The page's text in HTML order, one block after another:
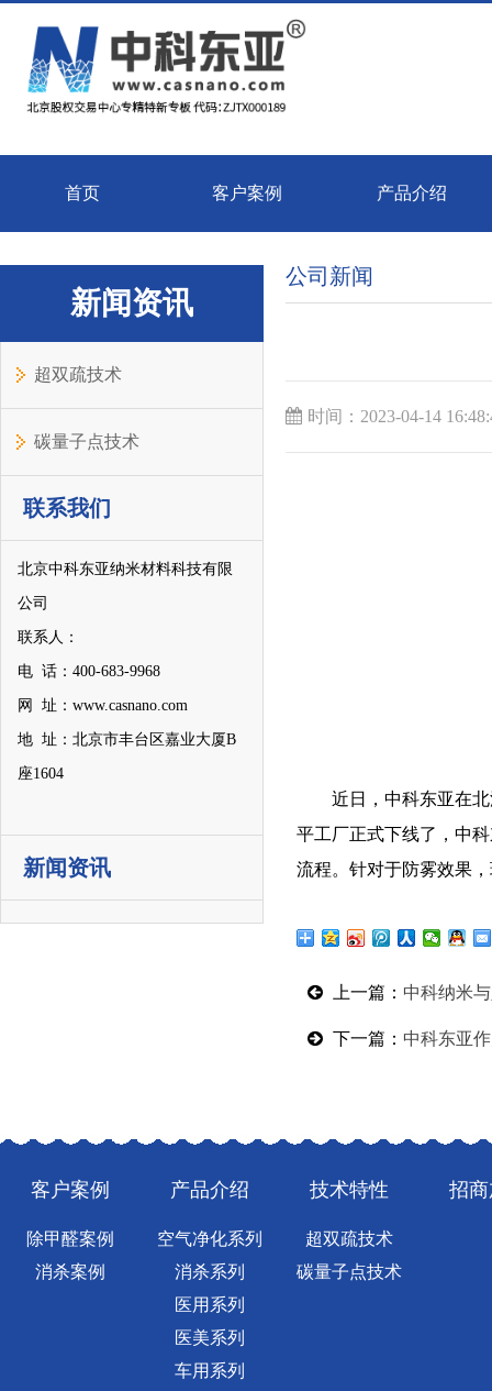
首页 客户案例 产品介绍
新闻资讯
超双疏技术
碳量子点技术
联系我们
北京中科东亚纳米材料科技有限
公司
联系人：
电 话：400-683-9968
网 址：www.casnano.com
地 址：北京市丰台区嘉业大厦B
座1604
新闻资讯
公司新闻
时间：2023-04-14
近日，中科东亚在
平工厂正式下线了，中
流程。针对于防雾效果
上一篇： 中科纳米
下一篇： 中科东亚
客户案例
除甲醛案例
消杀案例
产品介绍
空气净化系列
消杀系列
医用系列
医美系列
车用系列
技术特性
超双疏技术
碳量子点技术
招